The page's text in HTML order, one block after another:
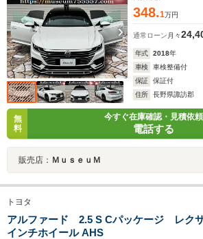
348.1万円
通常ローン 月々
年式 2018年
車検
車検整備付
保証
保証付
住所
長野県諏訪郡
無
料
今すぐ在庫確認・見積依頼
電話する
販売店： ＭｕｓｅｕＭ
トヨタ
アルファード 2.5 S Cパッケージ レク
インチホイール AHS